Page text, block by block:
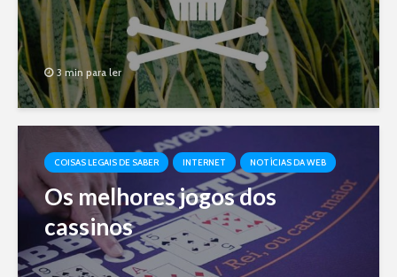
3 min para ler
COISAS LEGAIS DE SABER INTERNET NOTÍCIAS DA WEB
Os melhores jogos dos
cassinos